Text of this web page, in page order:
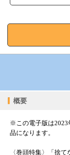
概要
※この電子版は2023
品になります。
〈巻頭特集〉「捨